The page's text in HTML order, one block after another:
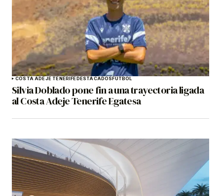
COSTA ADEJE TENERIFEDESTACADOSFÚTBOL
Silvia Doblado pone fin a una trayectoria ligada
al Costa Adeje Tenerife Egatesa